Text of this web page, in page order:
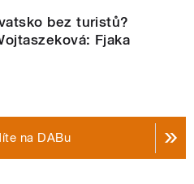
bez turistů?
Fjaka
na DABu